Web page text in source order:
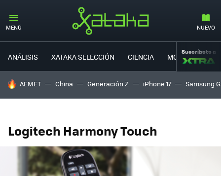
MENÚ NUEVO
ANÁLISIS XATAKA SELECCIÓN CIENCIA MOVILIDAD
Suscríbete a
HOY SE HABLA DE
AEMET China Generación Z iPhone 17 Samsung
Logitech Harmony Touch